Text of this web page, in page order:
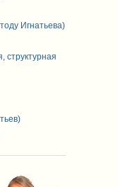
Игнатьева)
структурная